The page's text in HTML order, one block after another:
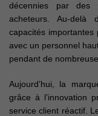
décennies par des
acheteurs. Au-delà
capacités importantes
avec un personnel
pendant de
Aujourd’hui, la
grâce à l’innovation
service client réactif.